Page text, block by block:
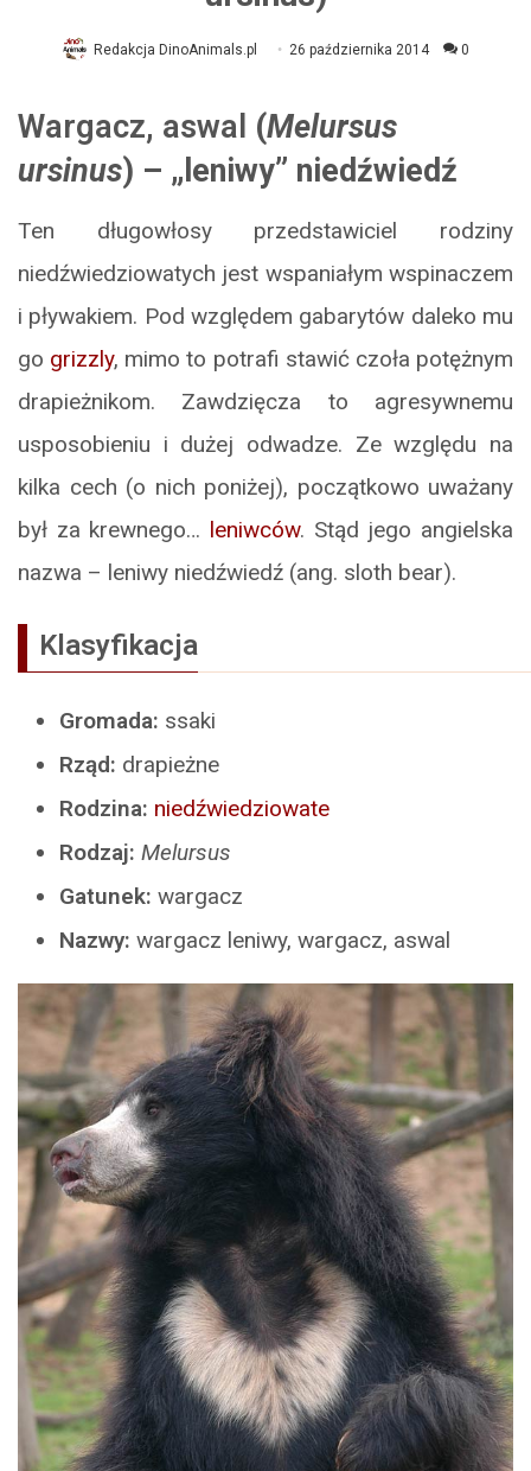
Redakcja DinoAnimals.pl 26 października 2014 0
Wargacz, aswal (Melursus
ursinus) – „leniwy” niedźwiedź
Ten długowłosy przedstawiciel rodziny
niedźwiedziowatych jest wspaniałym wspinaczem
i pływakiem. Pod względem gabarytów daleko mu
go grizzly, mimo to potrafi stawić czoła potężnym
drapieżnikom. Zawdzięcza to agresywnemu
usposobieniu i dużej odwadze. Ze względu na
kilka cech (o nich poniżej), początkowo uważany
był za krewnego… leniwców. Stąd jego angielska
nazwa – leniwy niedźwiedź (ang. sloth bear).
Klasyfikacja
Gromada: ssaki
Rząd: drapieżne
Rodzina: niedźwiedziowate
Rodzaj: Melursus
Gatunek: wargacz
Nazwy: wargacz leniwy, wargacz, aswal